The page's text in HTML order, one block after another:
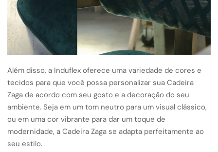
Além disso, a Induflex oferece uma variedade de cores e
tecidos para que você possa personalizar sua Cadeira
Zaga de acordo com seu gosto e a decoração do seu
ambiente. Seja em um tom neutro para um visual clássico,
ou em uma cor vibrante para dar um toque de
modernidade, a Cadeira Zaga se adapta perfeitamente ao
seu estilo.